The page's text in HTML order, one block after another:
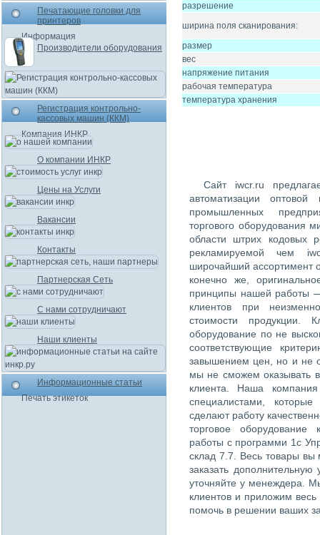
разрешение
ширина поля сканирования:
размер
вес
напряжение питания
рабочая температура
температура хранения
Сайт iwcr.ru
автоматизации
промышленных
торгового оборудования
области штрих кодовых
рекламируемой чем
широчайший ассортимент
конечно же,
принципы нашей работы
клиентов при
стоимости продукции.
оборудование по не
соответствующие
завышением цен, но и не
мы не сможем оказывать
клиента. Наша компания
специалистами,
сделают работу
торговое оборудование
работы с программи 1с
склад 7.7. Весь товары вы
заказать
уточняйте у менеждера.
клиентов и приложим
помочь в решении ваших
Печатающие головки для
принтеров
Информация
Производители оборудования
Регистрация контрольно-
кассовых машин (ККМ)
Компания ИНКР
О компании ИНКР
Цены на Услуги
Вакансии
Контакты
Партнерская Сеть
С нами сотрудничают
Наши клиенты
Информационные статьи
Печать этикеток